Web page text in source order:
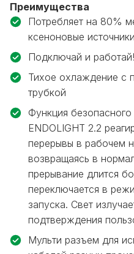
Преимущества
Потребляет на 80%
ксеноновые
Подключай и работай!
Тихое охлаждение с
трубкой
Функция
ENDOLIGHT 2.2
перерывы в рабочем
возвращаясь в
прерывание длится
переключается в
запуска. Свет
подтверждения
Мульти разъем для